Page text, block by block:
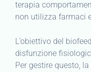
terapia
non utilizza farmaci
L’obiettivo del
disfunzione
Per gestire questo,